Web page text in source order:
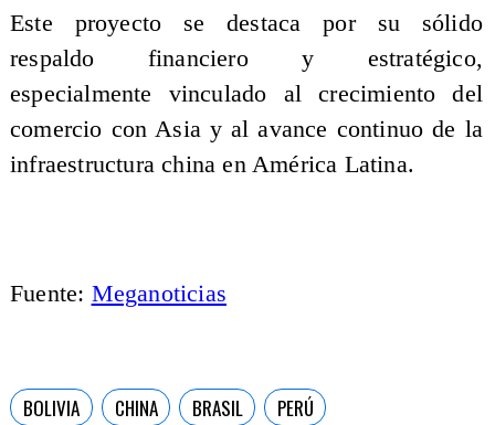
Este proyecto se destaca por su sólido
respaldo financiero y estratégico,
especialmente vinculado al crecimiento del
comercio con Asia y al avance continuo de la
infraestructura china en América Latina.
Fuente: Meganoticias
BOLIVIA CHINA BRASIL PERÚ